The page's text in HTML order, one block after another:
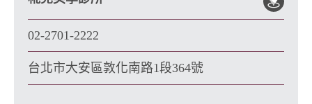
02-2701-2222
台北市大安區敦化南路1段364號